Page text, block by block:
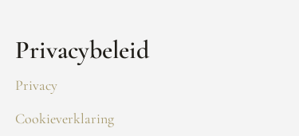
Privacybeleid
Privacy
Cookieverklaring